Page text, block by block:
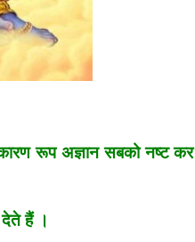
रूप अज्ञान सबको नष्ट कर
देते हैं ।